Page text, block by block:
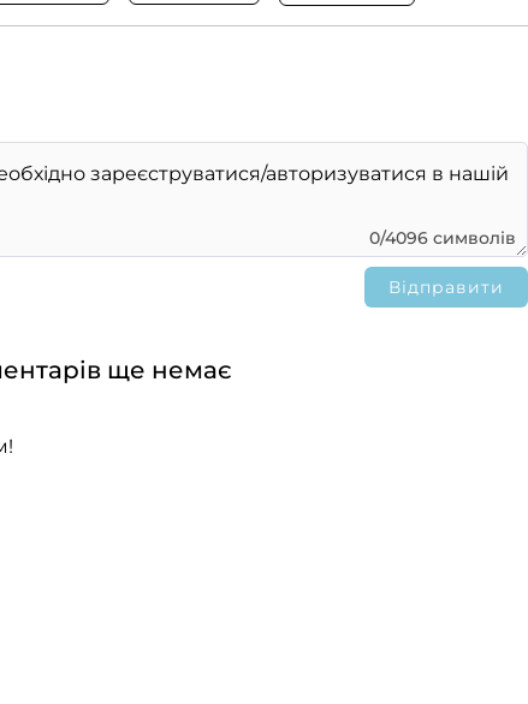
0/4096 символів
ще немає